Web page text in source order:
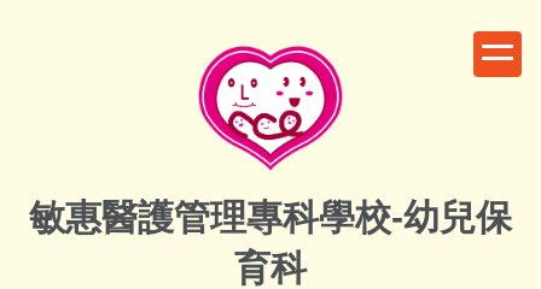
敏惠醫護管理專科學校-幼兒保
育科